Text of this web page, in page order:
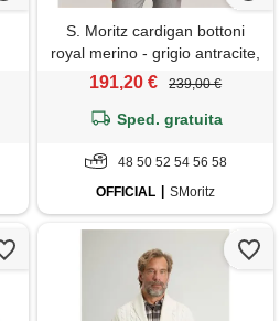
S. Moritz cardigan bottoni
royal merino - grigio antracite,
48, antracite
191,20 € 239,00 €
Sped. gratuita
48 50 52 54 56 58
OFFICIAL
SMoritz